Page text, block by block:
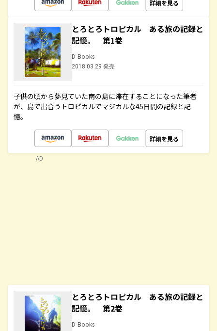
詳細を見る
とろとろトロピカル ある旅の記録と
記憶。 第1巻
D-Books
2018.03.29 発売
子供の頃から夢見ていた南の島に滞在することになった筆者
が、島で出合うトロピカルでマジカルな45日間の記録と記
憶。
詳細を見る
とろとろトロピカル ある旅の記録と
記憶。 第2巻
D-Books
AD